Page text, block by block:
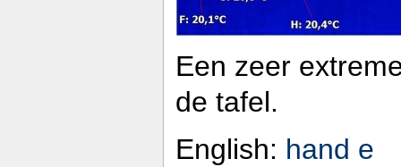
Een zeer
de tafel.
English: hand e